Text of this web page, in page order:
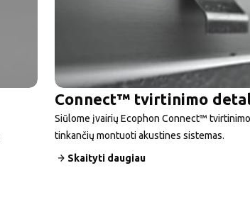
Connect™ tvirtinimo
Siūlome įvairių Ecophon Connect™
tinkančių montuoti akustines sistemas.
Skaityti daugiau